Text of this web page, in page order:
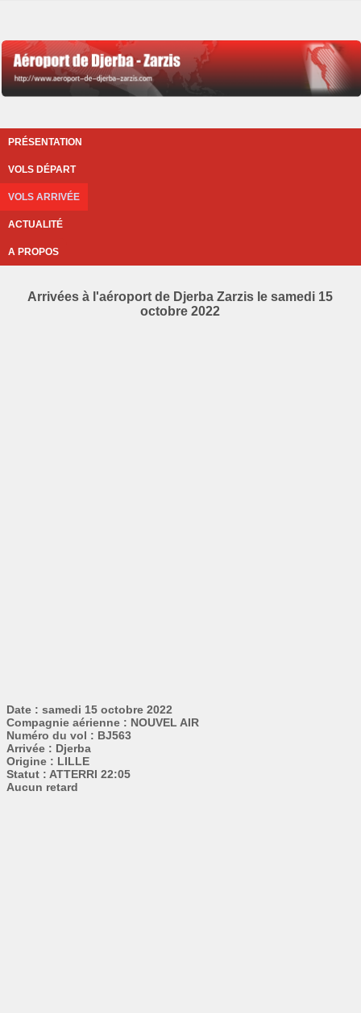
PRÉSENTATION
VOLS DÉPART
VOLS ARRIVÉE
ACTUALITÉ
A PROPOS
Arrivées à l'aéroport de Djerba Zarzis le samedi 15
octobre 2022
Date : samedi 15 octobre 2022
Compagnie aérienne : NOUVEL AIR
Numéro du vol : BJ563
Arrivée : Djerba
Origine : LILLE
Statut : ATTERRI 22:05
Aucun retard